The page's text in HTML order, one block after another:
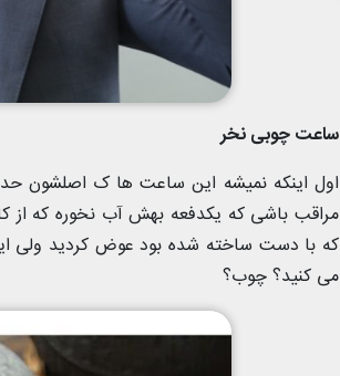
ساعت چوبی نخر
مراقب باشی که یکدفعه بهش آب نخوره که از
که با دست ساخته شده بود عوض کردید
می کنید؟ چوب؟